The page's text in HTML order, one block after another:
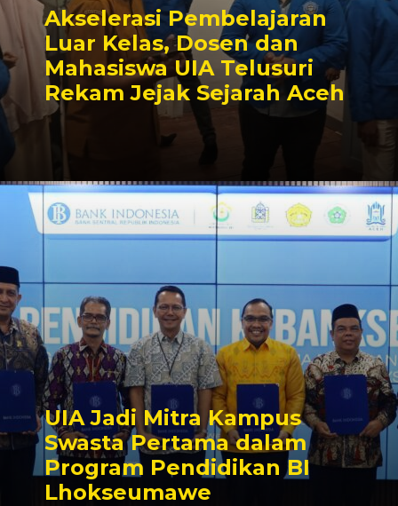
Akselerasi Pembelajaran
Luar Kelas, Dosen dan
Mahasiswa UIA Telusuri
Rekam Jejak Sejarah Aceh
UIA Jadi Mitra Kampus
Swasta Pertama dalam
Program Pendidikan BI
Lhokseumawe